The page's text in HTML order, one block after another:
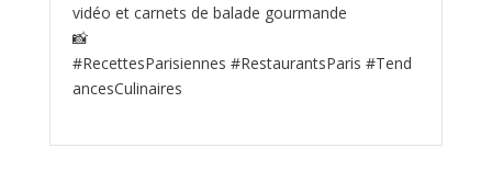
vidéo et carnets de balade gourmande
📸
#RecettesParisiennes #RestaurantsParis #Tend
ancesCulinaires